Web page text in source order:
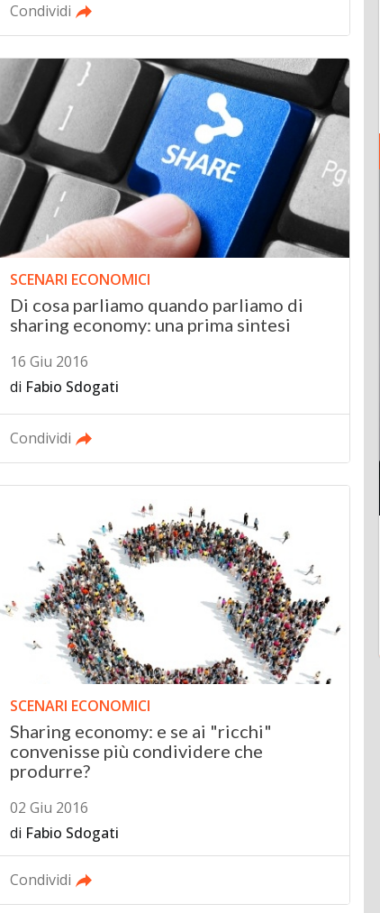
Condividi
SCENARI ECONOMICI
Di cosa parliamo quando parliamo di
sharing economy: una prima sintesi
16 Giu 2016
di Fabio Sdogati
Condividi
SCENARI ECONOMICI
Sharing economy: e se ai "ricchi"
convenisse più condividere che
produrre?
02 Giu 2016
di Fabio Sdogati
Condividi